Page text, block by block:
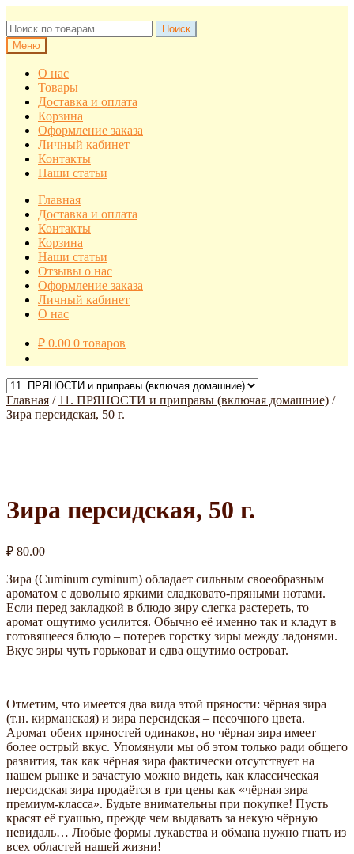
к
навигации
к
содержимому
Искать:
Поиск
Меню
О нас
Товары
Доставка и оплата
Корзина
Оформление заказа
Личный кабинет
Контакты
Наши статьи
Главная
Доставка и оплата
Контакты
Корзина
Наши статьи
Отзывы о нас
Оформление заказа
Личный кабинет
О нас
₽ 0.00 0 товаров
Главная / 11. ПРЯНОСТИ и приправы (включая домашние) /
Зира персидская, 50 г.
Зира персидская, 50 г.
₽ 80.00
Зира (Cuminum cyminum) обладает сильным своеобразным
ароматом с довольно яркими сладковато-пряными нотами.
Если перед закладкой в блюдо зиру слегка растереть, то
аромат ощутимо усилится. Обычно её именно так и кладут в
готовящееся блюдо – потерев горстку зиры между ладонями.
Вкус зиры чуть горьковат и едва ощутимо островат.
Отметим, что имеется два вида этой пряности: чёрная зира
(т.н. кирманская) и зира персидская – песочного цвета.
Аромат обеих пряностей одинаков, но чёрная зира имеет
более острый вкус. Упомянули мы об этом только ради общего
развития, так как чёрная зира фактически отсутствует на
нашем рынке и зачастую можно видеть, как классическая
персидская зира продаётся в три цены как «чёрная зира
премиум-класса». Будьте внимательны при покупке! Пусть
красят её гуашью, прежде чем выдавать за некую чёрную
невидаль… Любые формы лукавства и обмана нужно гнать из
всех областей нашей жизни!